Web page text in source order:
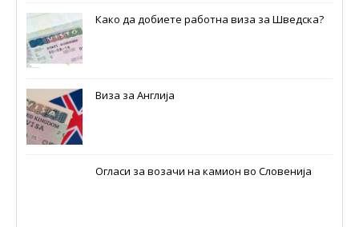
Како да добиете работна виза за Шведска?
Виза за Англија
Огласи за возачи на камион во Словенија